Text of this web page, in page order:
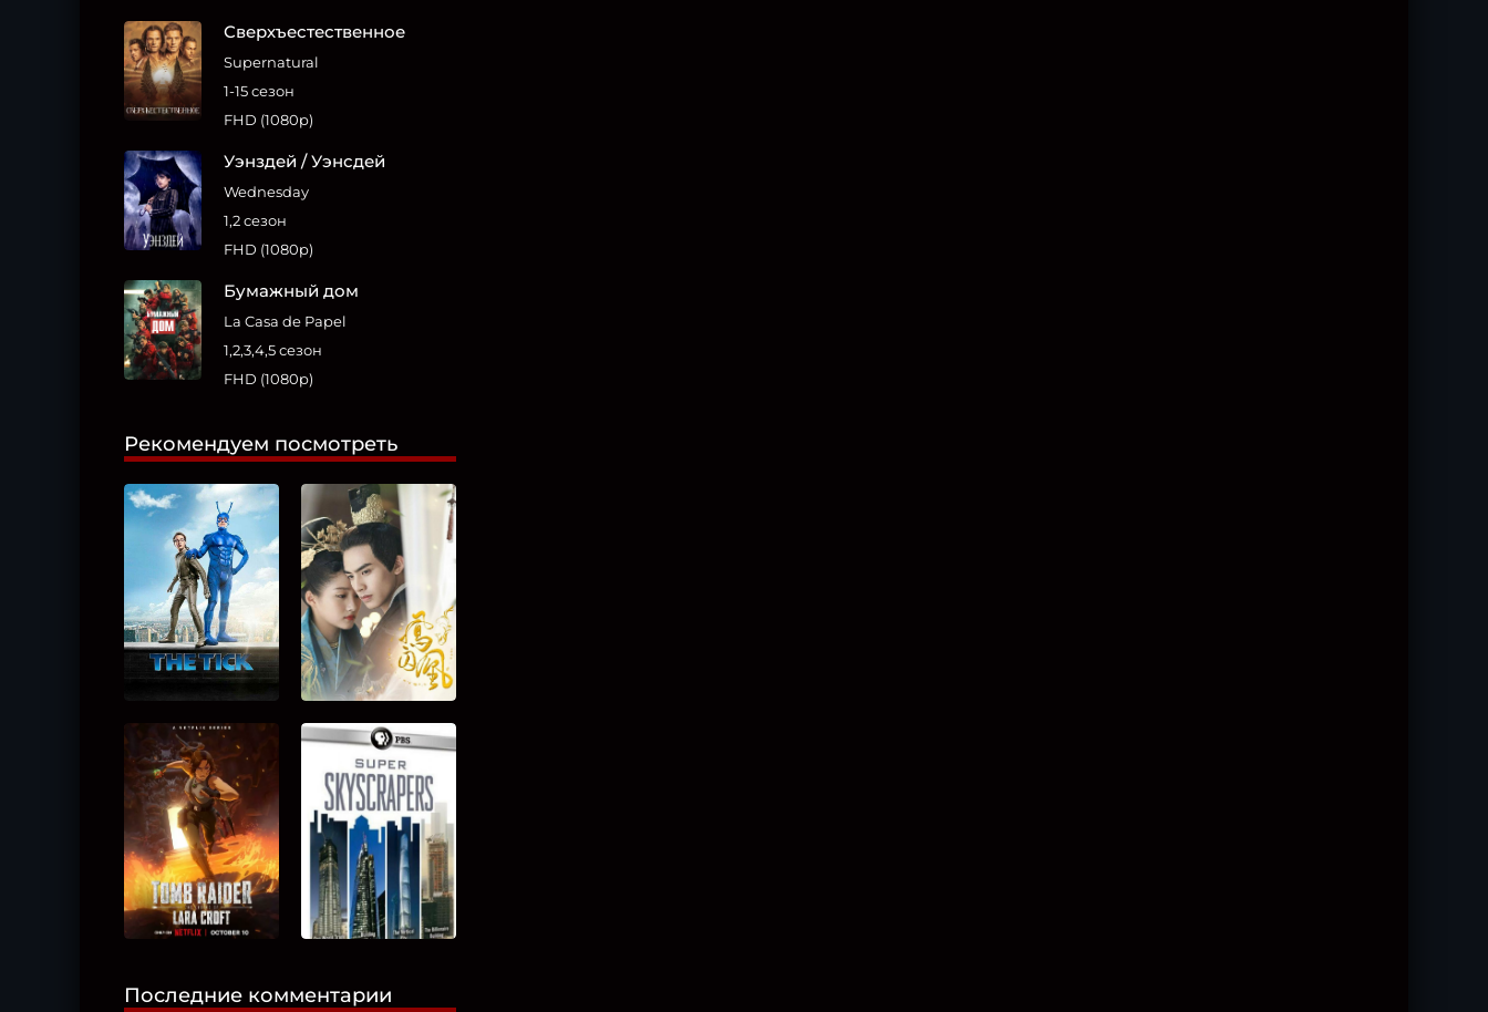
Сверхъестественное
Supernatural
1-15 сезон
FHD (1080p)
Уэнздей / Уэнсдей
Wednesday
1,2 сезон
FHD (1080p)
Бумажный дом
La Casa de Papel
1,2,3,4,5 сезон
FHD (1080p)
Рекомендуем посмотреть
Последние комментарии